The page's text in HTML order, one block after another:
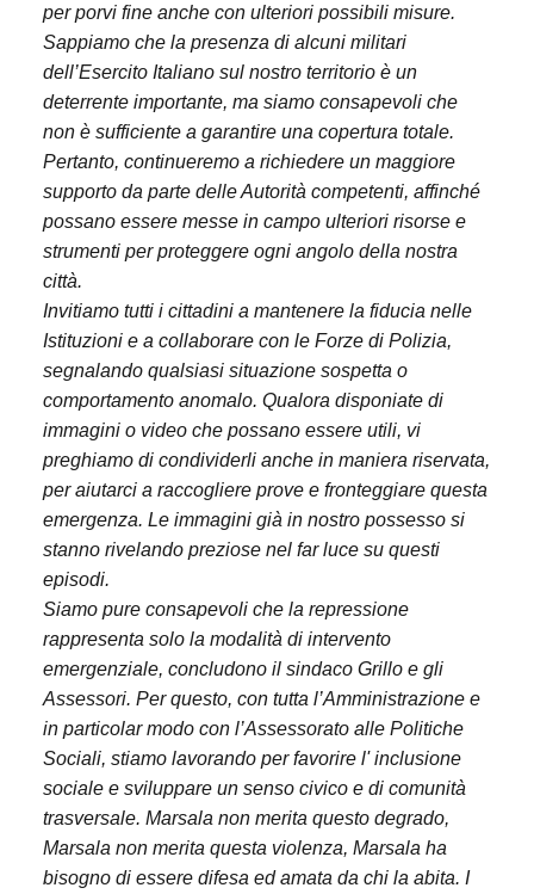
per porvi fine anche con ulteriori possibili misure.
Sappiamo che la presenza di alcuni militari
dell’Esercito Italiano sul nostro territorio è un
deterrente importante, ma siamo consapevoli che
non è sufficiente a garantire una copertura totale.
Pertanto, continueremo a richiedere un maggiore
supporto da parte delle Autorità competenti, affinché
possano essere messe in campo ulteriori risorse e
strumenti per proteggere ogni angolo della nostra
città.
Invitiamo tutti i cittadini a mantenere la fiducia nelle
Istituzioni e a collaborare con le Forze di Polizia,
segnalando qualsiasi situazione sospetta o
comportamento anomalo. Qualora disponiate di
immagini o video che possano essere utili, vi
preghiamo di condividerli anche in maniera riservata,
per aiutarci a raccogliere prove e fronteggiare questa
emergenza. Le immagini già in nostro possesso si
stanno rivelando preziose nel far luce su questi
episodi.
Siamo pure consapevoli che la repressione
rappresenta solo la modalità di intervento
emergenziale, concludono il sindaco Grillo e gli
Assessori. Per questo, con tutta l’Amministrazione e
in particolar modo con l’Assessorato alle Politiche
Sociali, stiamo lavorando per favorire l' inclusione
sociale e sviluppare un senso civico e di comunità
trasversale. Marsala non merita questo degrado,
Marsala non merita questa violenza, Marsala ha
bisogno di essere difesa ed amata da chi la abita. I